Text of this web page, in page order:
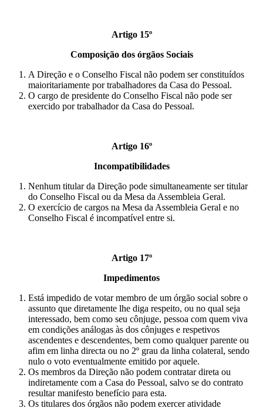
Artigo 15º
Composição dos órgãos Sociais
A Direção e o Conselho Fiscal não podem ser constituídos
maioritariamente por trabalhadores da Casa do Pessoal.
O cargo de presidente do Conselho Fiscal não pode ser
exercido por trabalhador da Casa do Pessoal.
Artigo 16º
Incompatibilidades
Nenhum titular da Direção pode simultaneamente ser titular
do Conselho Fiscal ou da Mesa da Assembleia Geral.
O exercício de cargos na Mesa da Assembleia Geral e no
Conselho Fiscal é incompatível entre si.
Artigo 17º
Impedimentos
Está impedido de votar membro de um órgão social sobre o
assunto que diretamente lhe diga respeito, ou no qual seja
interessado, bem como seu cônjuge, pessoa com quem viva
em condições análogas às dos cônjuges e respetivos
ascendentes e descendentes, bem como qualquer parente ou
afim em linha directa ou no 2º grau da linha colateral, sendo
nulo o voto eventualmente emitido por aquele.
Os membros da Direção não podem contratar direta ou
indiretamente com a Casa do Pessoal, salvo se do contrato
resultar manifesto benefício para esta.
Os titulares dos órgãos não podem exercer atividade